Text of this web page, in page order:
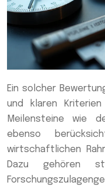
Ein solcher
und klaren
Meilensteine wie
ebenso
wirtschaftlichen
Dazu gehören